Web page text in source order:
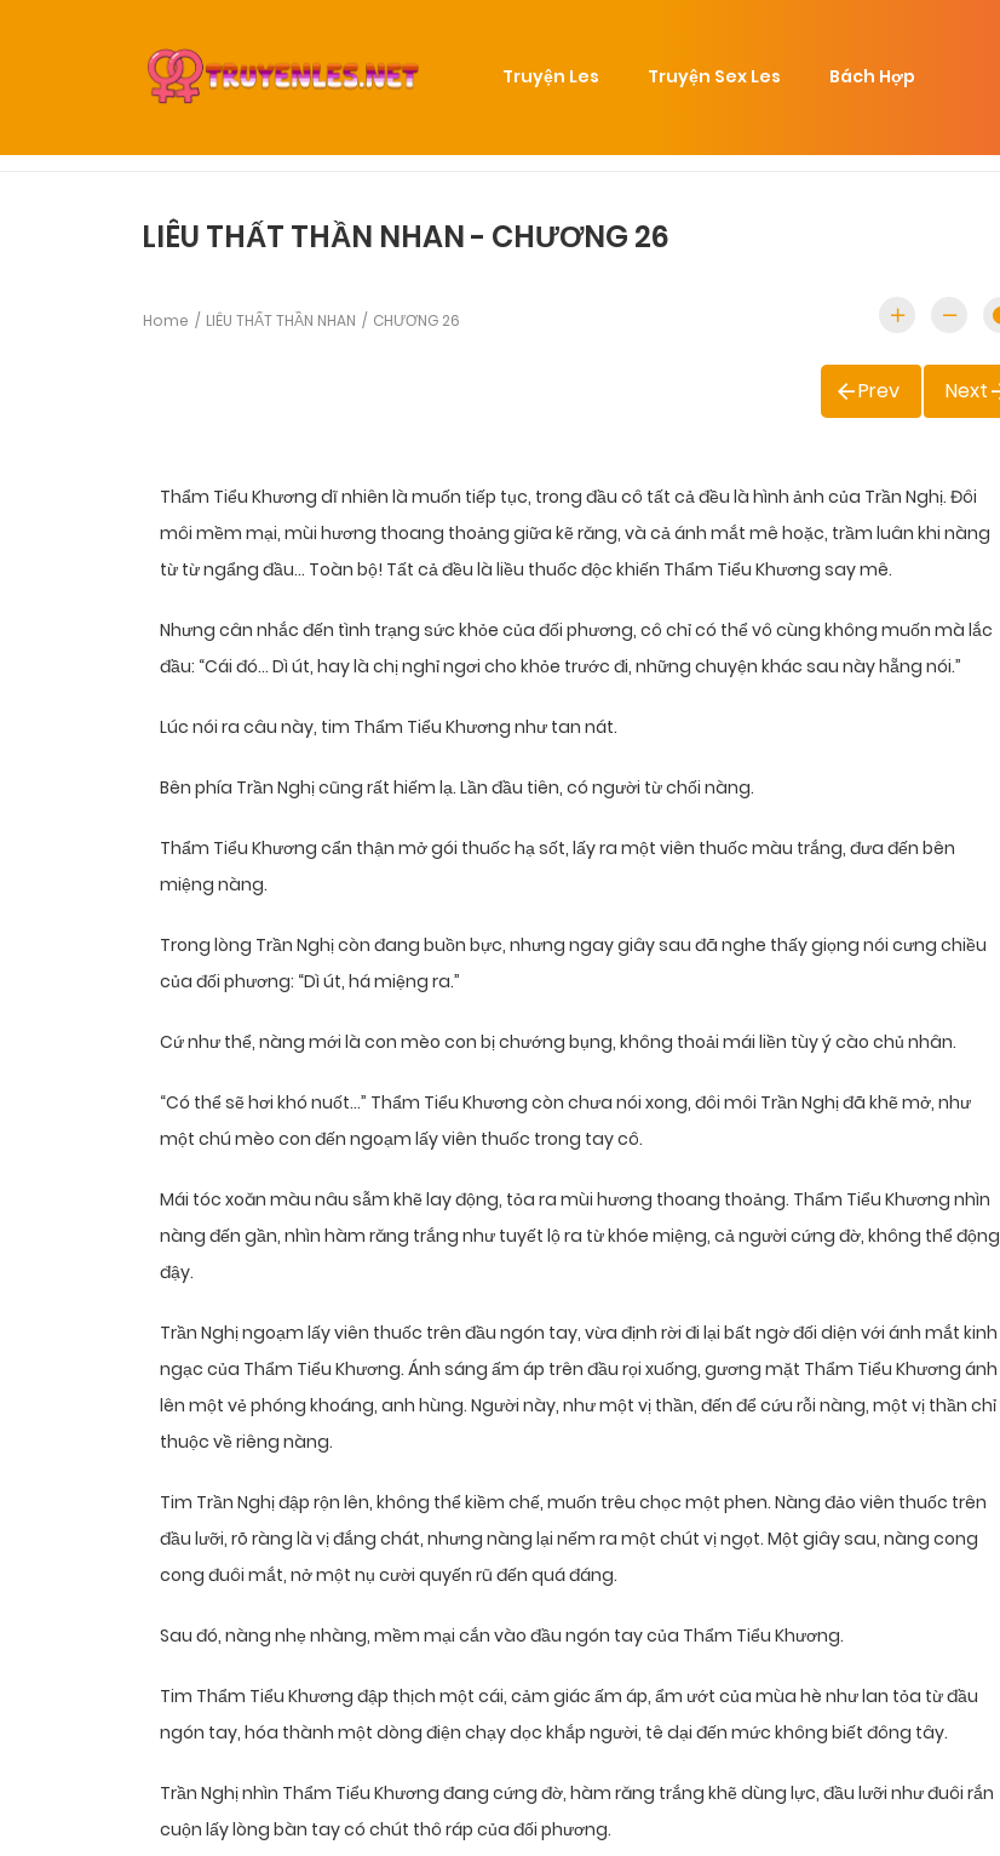
Truyện Les Truyện Sex Les Bách Hợp
LIÊU THẤT THẦN NHAN - CHƯƠNG 26
Home LIÊU THẤT THẦN NHAN CHƯƠNG 26
Prev Next
Thẩm Tiểu Khương dĩ nhiên là muốn tiếp tục, trong đầu cô tất cả đều là hình ảnh của Trần Nghị. Đôi
môi mềm mại, mùi hương thoang thoảng giữa kẽ răng, và cả ánh mắt mê hoặc, trầm luân khi nàng
từ từ ngẩng đầu… Toàn bộ! Tất cả đều là liều thuốc độc khiến Thẩm Tiểu Khương say mê.
Nhưng cân nhắc đến tình trạng sức khỏe của đối phương, cô chỉ có thể vô cùng không muốn mà lắc
đầu: “Cái đó… Dì út, hay là chị nghỉ ngơi cho khỏe trước đi, những chuyện khác sau này hẵng nói.”
Lúc nói ra câu này, tim Thẩm Tiểu Khương như tan nát.
Bên phía Trần Nghị cũng rất hiếm lạ. Lần đầu tiên, có người từ chối nàng.
Thẩm Tiểu Khương cẩn thận mở gói thuốc hạ sốt, lấy ra một viên thuốc màu trắng, đưa đến bên
miệng nàng.
Trong lòng Trần Nghị còn đang buồn bực, nhưng ngay giây sau đã nghe thấy giọng nói cưng chiều
của đối phương: “Dì út, há miệng ra.”
Cứ như thể, nàng mới là con mèo con bị chướng bụng, không thoải mái liền tùy ý cào chủ nhân.
“Có thể sẽ hơi khó nuốt…” Thẩm Tiểu Khương còn chưa nói xong, đôi môi Trần Nghị đã khẽ mở, như
một chú mèo con đến ngoạm lấy viên thuốc trong tay cô.
Mái tóc xoăn màu nâu sẫm khẽ lay động, tỏa ra mùi hương thoang thoảng. Thẩm Tiểu Khương nhìn
nàng đến gần, nhìn hàm răng trắng như tuyết lộ ra từ khóe miệng, cả người cứng đờ, không thể động
đậy.
Trần Nghị ngoạm lấy viên thuốc trên đầu ngón tay, vừa định rời đi lại bất ngờ đối diện với ánh mắt kinh
ngạc của Thẩm Tiểu Khương. Ánh sáng ấm áp trên đầu rọi xuống, gương mặt Thẩm Tiểu Khương ánh
lên một vẻ phóng khoáng, anh hùng. Người này, như một vị thần, đến để cứu rỗi nàng, một vị thần chỉ
thuộc về riêng nàng.
Tim Trần Nghị đập rộn lên, không thể kiềm chế, muốn trêu chọc một phen. Nàng đảo viên thuốc trên
đầu lưỡi, rõ ràng là vị đắng chát, nhưng nàng lại nếm ra một chút vị ngọt. Một giây sau, nàng cong
cong đuôi mắt, nở một nụ cười quyến rũ đến quá đáng.
Sau đó, nàng nhẹ nhàng, mềm mại cắn vào đầu ngón tay của Thẩm Tiểu Khương.
Tim Thẩm Tiểu Khương đập thịch một cái, cảm giác ấm áp, ẩm ướt của mùa hè như lan tỏa từ đầu
ngón tay, hóa thành một dòng điện chạy dọc khắp người, tê dại đến mức không biết đông tây.
Trần Nghị nhìn Thẩm Tiểu Khương đang cứng đờ, hàm răng trắng khẽ dùng lực, đầu lưỡi như đuôi rắn
cuộn lấy lòng bàn tay có chút thô ráp của đối phương.